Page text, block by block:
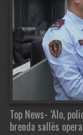
Top News- ‘Alo,
brenda sallës